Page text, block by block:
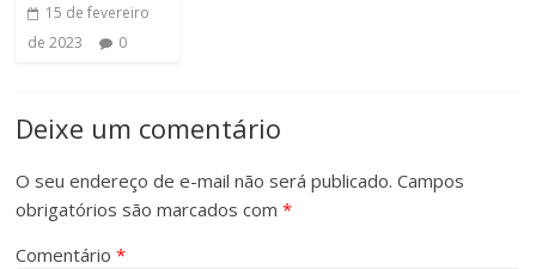
15 de fevereiro
de 2023
0
Deixe um comentário
O seu endereço de e-mail não será publicado. Campos
obrigatórios são marcados com*
Comentário*